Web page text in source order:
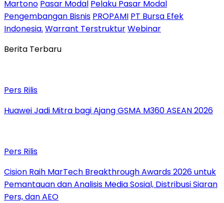
Martono Pasar Modal Pelaku Pasar Modal
Pengembangan Bisnis PROPAMI PT Bursa Efek
Indonesia. Warrant TerstrukturWebinar
Berita Terbaru
Pers Rilis
Huawei Jadi Mitra bagi Ajang GSMA M360 ASEAN 2026
Pers Rilis
Cision Raih MarTech Breakthrough Awards 2026 untuk
Pemantauan dan Analisis Media Sosial, Distribusi Siaran
Pers, dan AEO